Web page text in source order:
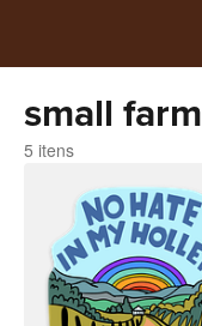
small farm
5 itens